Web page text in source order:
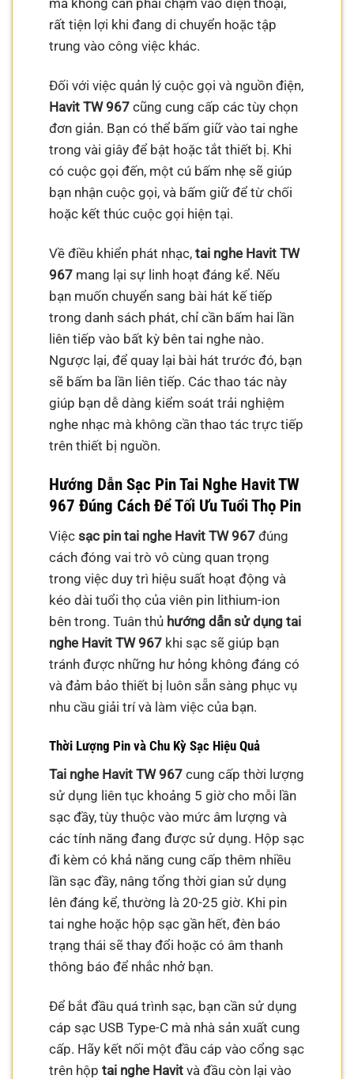
mà không cần phải chạm vào điện thoại,
rất tiện lợi khi đang di chuyển hoặc tập
trung vào công việc khác.
Đối với việc quản lý cuộc gọi và nguồn điện,
Havit TW 967 cũng cung cấp các tùy chọn
đơn giản. Bạn có thể bấm giữ vào tai nghe
trong vài giây để bật hoặc tắt thiết bị. Khi
có cuộc gọi đến, một cú bấm nhẹ sẽ giúp
bạn nhận cuộc gọi, và bấm giữ để từ chối
hoặc kết thúc cuộc gọi hiện tại.
Về điều khiển phát nhạc,tai nghe Havit TW
967 mang lại sự linh hoạt đáng kể. Nếu
bạn muốn chuyển sang bài hát kế tiếp
trong danh sách phát, chỉ cần bấm hai lần
liên tiếp vào bất kỳ bên tai nghe nào.
Ngược lại, để quay lại bài hát trước đó, bạn
sẽ bấm ba lần liên tiếp. Các thao tác này
giúp bạn dễ dàng kiểm soát trải nghiệm
nghe nhạc mà không cần thao tác trực tiếp
trên thiết bị nguồn.
Hướng Dẫn Sạc Pin Tai Nghe Havit TW
967 Đúng Cách Để Tối Ưu Tuổi Thọ Pin
Việcsạc pin tai nghe Havit TW 967 đúng
cách đóng vai trò vô cùng quan trọng
trong việc duy trì hiệu suất hoạt động và
kéo dài tuổi thọ của viên pin lithium-ion
bên trong. Tuân thủ hướng dẫn sử dụng tai
nghe Havit TW 967 khi sạc sẽ giúp bạn
tránh được những hư hỏng không đáng có
và đảm bảo thiết bị luôn sẵn sàng phục vụ
nhu cầu giải trí và làm việc của bạn.
Thời Lượng Pin và Chu Kỳ Sạc Hiệu Quả
Tai nghe Havit TW 967 cung cấp thời lượng
sử dụng liên tục khoảng 5 giờ cho mỗi lần
sạc đầy, tùy thuộc vào mức âm lượng và
các tính năng đang được sử dụng. Hộp sạc
đi kèm có khả năng cung cấp thêm nhiều
lần sạc đầy, nâng tổng thời gian sử dụng
lên đáng kể, thường là 20-25 giờ. Khi pin
tai nghe hoặc hộp sạc gần hết, đèn báo
trạng thái sẽ thay đổi hoặc có âm thanh
thông báo để nhắc nhở bạn.
Để bắt đầu quá trình sạc, bạn cần sử dụng
cáp sạc USB Type-C mà nhà sản xuất cung
cấp. Hãy kết nối một đầu cáp vào cổng sạc
trên hộptai nghe Havit và đầu còn lại vào